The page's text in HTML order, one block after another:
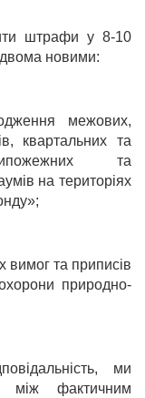
штрафи у 8-10
новими:
межових,
квартальних та
та
на територіях
вимог та приписів
природно-
ми
між фактичним